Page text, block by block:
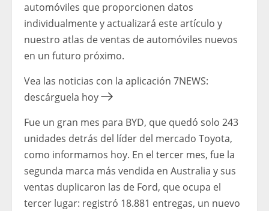
automóviles que proporcionen datos
individualmente y actualizará este artículo y
nuestro atlas de ventas de automóviles nuevos
en un futuro próximo.
Vea las noticias con la aplicación 7NEWS:
descárguela hoy
Fue un gran mes para BYD, que quedó solo 243
unidades detrás del líder del mercado Toyota,
como informamos hoy. En el tercer mes, fue la
segunda marca más vendida en Australia y sus
ventas duplicaron las de Ford, que ocupa el
tercer lugar: registró 18.881 entregas, un nuevo